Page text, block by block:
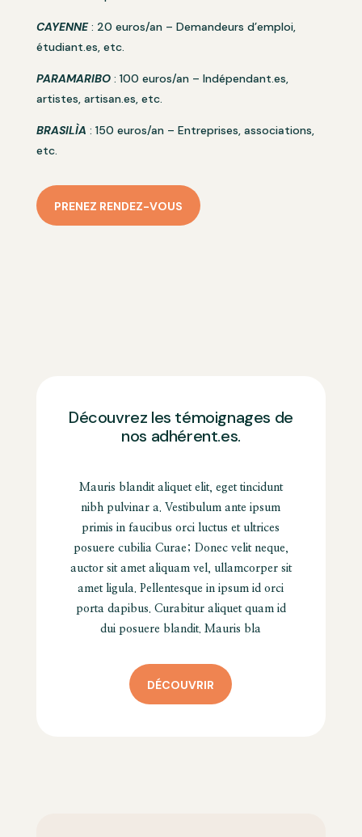
CAYENNE : 20 euros/an – Demandeurs d’emploi,
étudiant.es, etc.
PARAMARIBO : 100 euros/an – Indépendant.es,
artistes, artisan.es, etc.
BRASILÌA : 150 euros/an – Entreprises, associations,
etc.
PRENEZ RENDEZ-VOUS
Découvrez les témoignages de
nos adhérent.es.
Mauris blandit aliquet elit, eget tincidunt
nibh pulvinar a. Vestibulum ante ipsum
primis in faucibus orci luctus et ultrices
posuere cubilia Curae; Donec velit neque,
auctor sit amet aliquam vel, ullamcorper sit
amet ligula. Pellentesque in ipsum id orci
porta dapibus. Curabitur aliquet quam id
dui posuere blandit. Mauris bla
DÉCOUVRIR